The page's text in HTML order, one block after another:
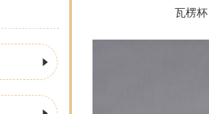
瓦楞杯